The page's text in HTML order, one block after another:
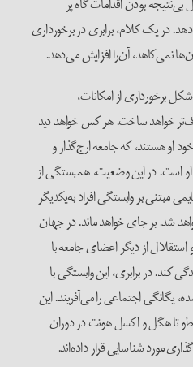
در یک کلام، برابری در برخورداری
نمی‌کاهد، آن‌را افزایش می‌دهد.
برخورداری از امکانات،
خواهد ساخت. هر کس خواهد دید
او هستند، که جامعه ارج‌گذار و
او است. در این وضعیت، همبستگی از
مبتنی بر وابستگی افراد به‌یکدیگر
شد. بر جای خواهد ماند. در جهان
از دیگر اعضای جامعه با
کند. در برابری، این وابستگی با
یگانگی اجتماعی را می‌آفریند. این
تا هگل و اکسل هونت در دوران
مورد شناسایی قرار داده‌اند.